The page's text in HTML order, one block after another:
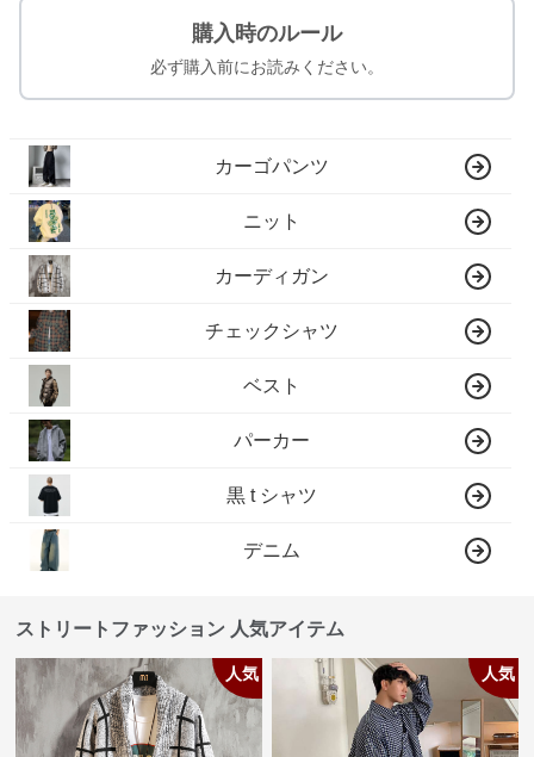
購入時のルール
必ず購入前にお読みください。
カーゴパンツ
ニット
カーディガン
チェックシャツ
ベスト
パーカー
黒 t シャツ
デニム
ストリートファッション 人気アイテム
人気 人気